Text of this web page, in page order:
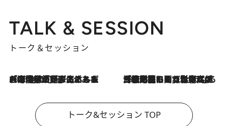
TALK & SESSION
トーク＆セッション
2026.8.3
「今後値上げがあるとすれば…」「リスクがあるのは今年の冬」エネルギー専門家が語る、ホルムズ海峡封鎖が家庭にもたらす“ある心配” 2026.8.3
「住宅建てられない…」「サーチャージ料の高値が続いている」ホルムズ海峡封鎖による影響はいつまで続く？《エネルギー専門家に聞く“どうなる日本の暮らし”》
トーク&セッション TOP